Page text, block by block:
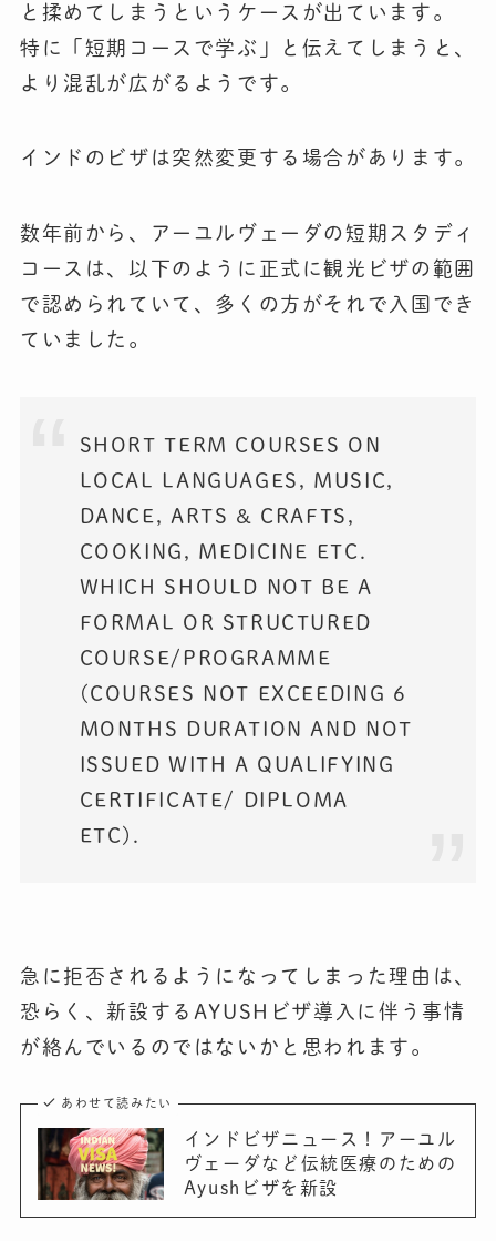
と揉めてしまうというケースが出ています。
特に「短期コースで学ぶ」と伝えてしまうと、
より混乱が広がるようです。
インドのビザは突然変更する場合があります。
数年前から、アーユルヴェーダの短期スタディ
コースは、以下のように正式に観光ビザの範囲
で認められていて、多くの方がそれで入国でき
ていました。
SHORT TERM COURSES ON
LOCAL LANGUAGES, MUSIC,
DANCE, ARTS & CRAFTS,
COOKING, MEDICINE ETC.
WHICH SHOULD NOT BE A
FORMAL OR STRUCTURED
COURSE/PROGRAMME
(COURSES NOT EXCEEDING 6
MONTHS DURATION AND NOT
ISSUED WITH A QUALIFYING
CERTIFICATE/ DIPLOMA
ETC).
急に拒否されるようになってしまった理由は、
恐らく、新設するAYUSHビザ導入に伴う事情
が絡んでいるのではないかと思われます。
あわせて読みたい
インドビザニュース！アーユル
ヴェーダなど伝統医療のための
Ayushビザを新設